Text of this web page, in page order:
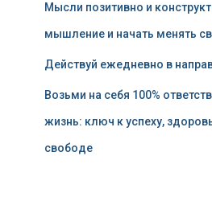
Мысли позитивно и
мышление и начать менять
Действуй ежедневно в
Возьми на себя 100%
жизнь: ключ к успеху,
свободе